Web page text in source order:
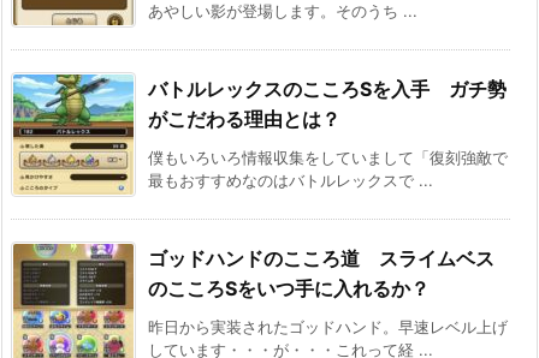
あやしい影が登場します。そのうち ...
バトルレックスのこころSを入手 ガチ勢
がこだわる理由とは？
僕もいろいろ情報収集をしていまして「復刻強敵で
最もおすすめなのはバトルレックスで ...
ゴッドハンドのこころ道 スライムベス
のこころSをいつ手に入れるか？
昨日から実装されたゴッドハンド。早速レベル上げ
しています・・・が・・・これって経 ...